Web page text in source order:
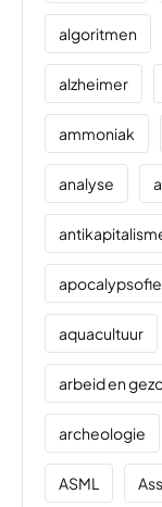
algoritmen
alzheimer
ammoniak
analyse
apocalypsofie
aquacultuur
arbeid en
archeologie
ASML